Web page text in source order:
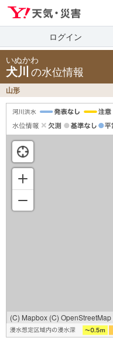
ログイン
いぬかわ
犬川 の水位情報
山形
(C) Mapbox (C) OpenStreetMap